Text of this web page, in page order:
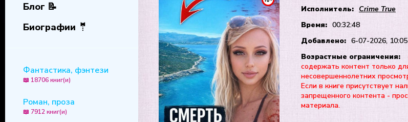
Блог 📝
Биографии 🤵
Фантастика, фэнтези
📖 18706 книг(и)
Роман, проза
📖 7912 книг(и)
Исполнитель: Crime True
Время: 00:32:48
Добавлено: 6-07-2026, 10:05
Возрастные ограничения:
содержать контент только
несовершеннолетних
Если в книге присутствует
запрещенного контента -
материала.